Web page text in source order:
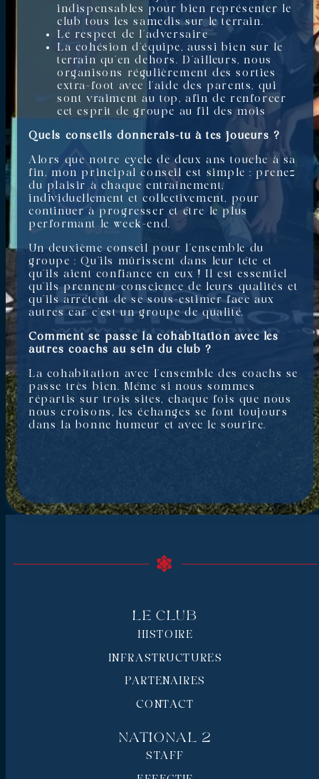
indispensables pour bien représenter le
club tous les samedis sur le terrain.
Le respect de l’adversaire
La cohésion d’équipe, aussi bien sur le
terrain qu’en dehors. D’ailleurs, nous
organisons régulièrement des sorties
extra-foot avec l’aide des parents, qui
sont vraiment au top, afin de renforcer
cet esprit de groupe au fil des mois
Quels conseils donnerais-tu à tes joueurs ?
Alors que notre cycle de deux ans touche à sa
fin, mon principal conseil est simple : prenez
du plaisir à chaque entraînement,
individuellement et collectivement, pour
continuer à progresser et être le plus
performant le week-end.
Un deuxième conseil pour l’ensemble du
groupe : Qu’ils mûrissent dans leur tête et
qu’ils aient confiance en eux ! Il est essentiel
qu’ils prennent conscience de leurs qualités et
qu’ils arrêtent de se sous-estimer face aux
autres car c’est un groupe de qualité.
Comment se passe la cohabitation avec les
autres coachs au sein du club ?
La cohabitation avec l’ensemble des coachs se
passe très bien. Même si nous sommes
répartis sur trois sites, chaque fois que nous
nous croisons, les échanges se font toujours
dans la bonne humeur et avec le sourire.
Le Club
HISTOIRE
INFRASTRUCTURES
PARTENAIRES
CONTACT
National 2
STAFF